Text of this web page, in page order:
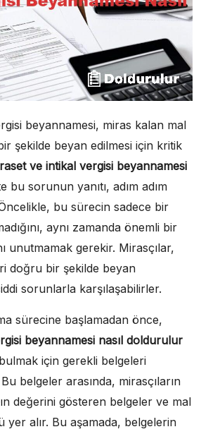
beyannamesi, miras kalan mal
şekilde beyan edilmesi için kritik
ve intikal vergisi beyannamesi
bu sorunun yanıtı, adım adım
bu sürecin sadece bir
aynı zamanda önemli bir
unutmamak gerekir. Mirasçılar,
doğru bir şekilde beyan
sorunlarla karşılaşabilirler.
sürecine başlamadan önce,
beyannamesi nasıl doldurulur
için gerekli belgeleri
belgeler arasında, mirasçıların
değerini gösteren belgeler ve mal
yer alır. Bu aşamada, belgelerin